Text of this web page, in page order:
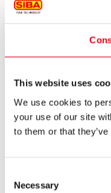
This website uses
We use cookies to
your use of our site
to them or that
Selection
Necessary